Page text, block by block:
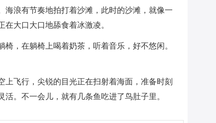
浪有节奏地拍打着沙滩，此时的沙滩，就像一
大口大口地舔食着冰激凌。
，在躺椅上喝着奶茶，听着音乐，好不悠闲。
飞行，尖锐的目光正在扫射着海面，准备时刻
。不一会儿，就有几条鱼吃进了鸟肚子里。